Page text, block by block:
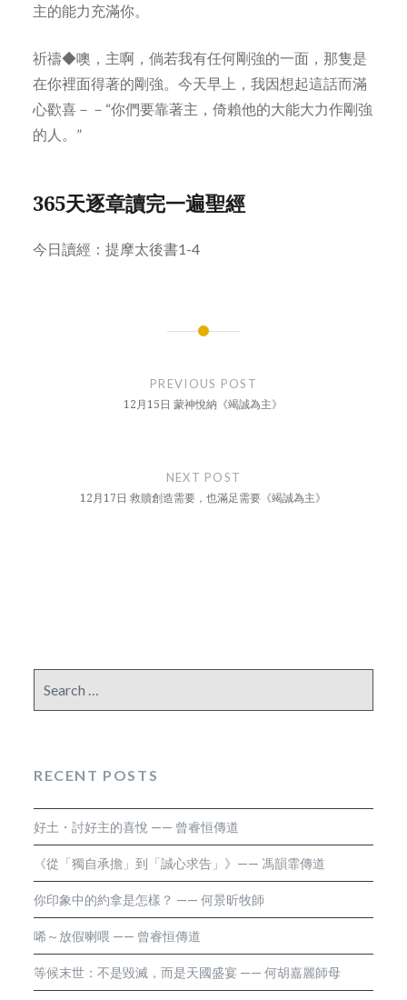
主的能力充滿你。
祈禱◆噢，主啊，倘若我有任何剛強的一面，那隻是
在你裡面得著的剛強。今天早上，我因想起這話而滿
心歡喜－－“你們要靠著主，倚賴他的大能大力作剛強
的人。”
365天逐章讀完一遍聖經
今日讀經：提摩太後書1-4
PREVIOUS POST
12月15日 蒙神悅納《竭誠為主》
NEXT POST
12月17日 救贖創造需要，也滿足需要《竭誠為主》
for:
RECENT POSTS
好土・討好主的喜悅 —— 曾睿恒傳道
《從「獨自承擔」到「誠心求告」》—— 馮韻霏傳道
你印象中的約拿是怎樣？ —— 何景昕牧師
唏～放假喇喂 —— 曾睿恒傳道
等候末世：不是毀滅，而是天國盛宴 —— 何胡嘉麗師母